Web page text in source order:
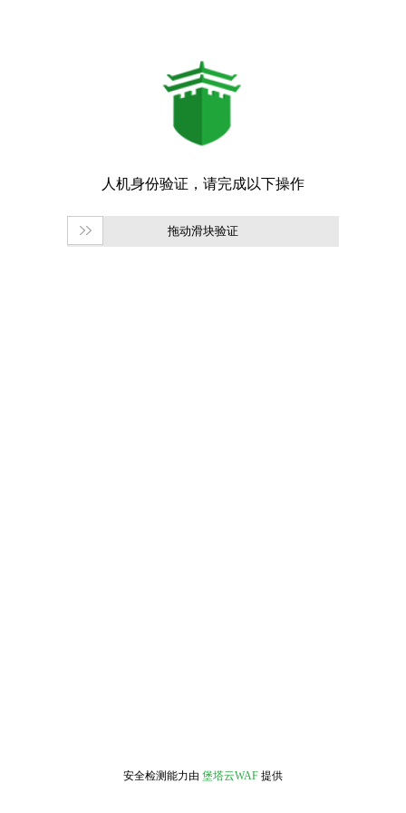
拖动滑块验证
安全检测能力由 堡塔云WAF 提供